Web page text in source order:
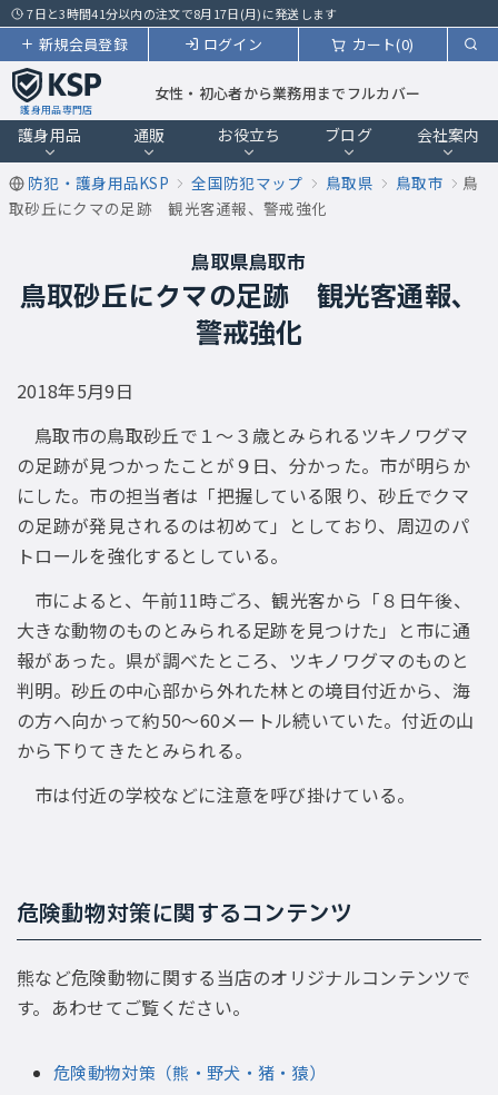
7日と3時間41分以内の注文で8月17日(月)に発送します
カート(0)
ログイン
新規会員登録
護身用品専門店
女性・初心者から業務用までフルカバー
護身用品 通販 お役立ち ブログ 会社案内
防犯・護身用品KSP 全国防犯マップ 鳥取県 鳥取市
鳥
取砂丘にクマの足跡 観光客通報、警戒強化
鳥取県鳥取市
鳥取砂丘にクマの足跡 観光客通報、
警戒強化
2018年5月9日
鳥取市の鳥取砂丘で１〜３歳とみられるツキノワグマ
の足跡が見つかったことが９日、分かった。市が明らか
にした。市の担当者は「把握している限り、砂丘でクマ
の足跡が発見されるのは初めて」としており、周辺のパ
トロールを強化するとしている。
市によると、午前11時ごろ、観光客から「８日午後、
大きな動物のものとみられる足跡を見つけた」と市に通
報があった。県が調べたところ、ツキノワグマのものと
判明。砂丘の中心部から外れた林との境目付近から、海
の方へ向かって約50〜60メートル続いていた。付近の山
から下りてきたとみられる。
市は付近の学校などに注意を呼び掛けている。
危険動物対策に関するコンテンツ
熊など危険動物に関する当店のオリジナルコンテンツで
す。あわせてご覧ください。
危険動物対策（熊・野犬・猪・猿）